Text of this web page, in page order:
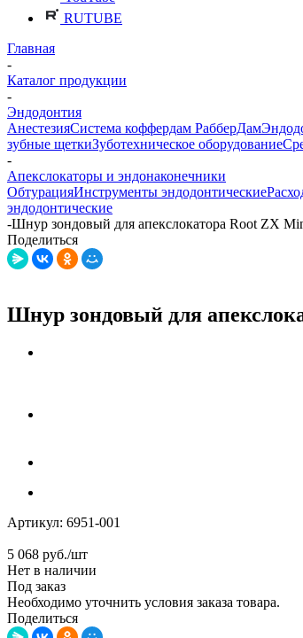
RUTUBE
Главная
-
Каталог продукции
-
Эндодонтия
АнестезияСистема коффердам РабберДам
зубные щеткиЗуботехническое оборудование
-
Апекслокаторы и эндонаконечники
ОбтурацияИнструменты эндодонтические
эндодонтические
-Шнур зондовый для апекслокатора Root ZX
Поделиться
Шнур зондовый для
Артикул: 6951-001
5 068 руб./шт
Нет в наличии
Под заказ
Необходимо уточнить условия заказа товара.
Поделиться